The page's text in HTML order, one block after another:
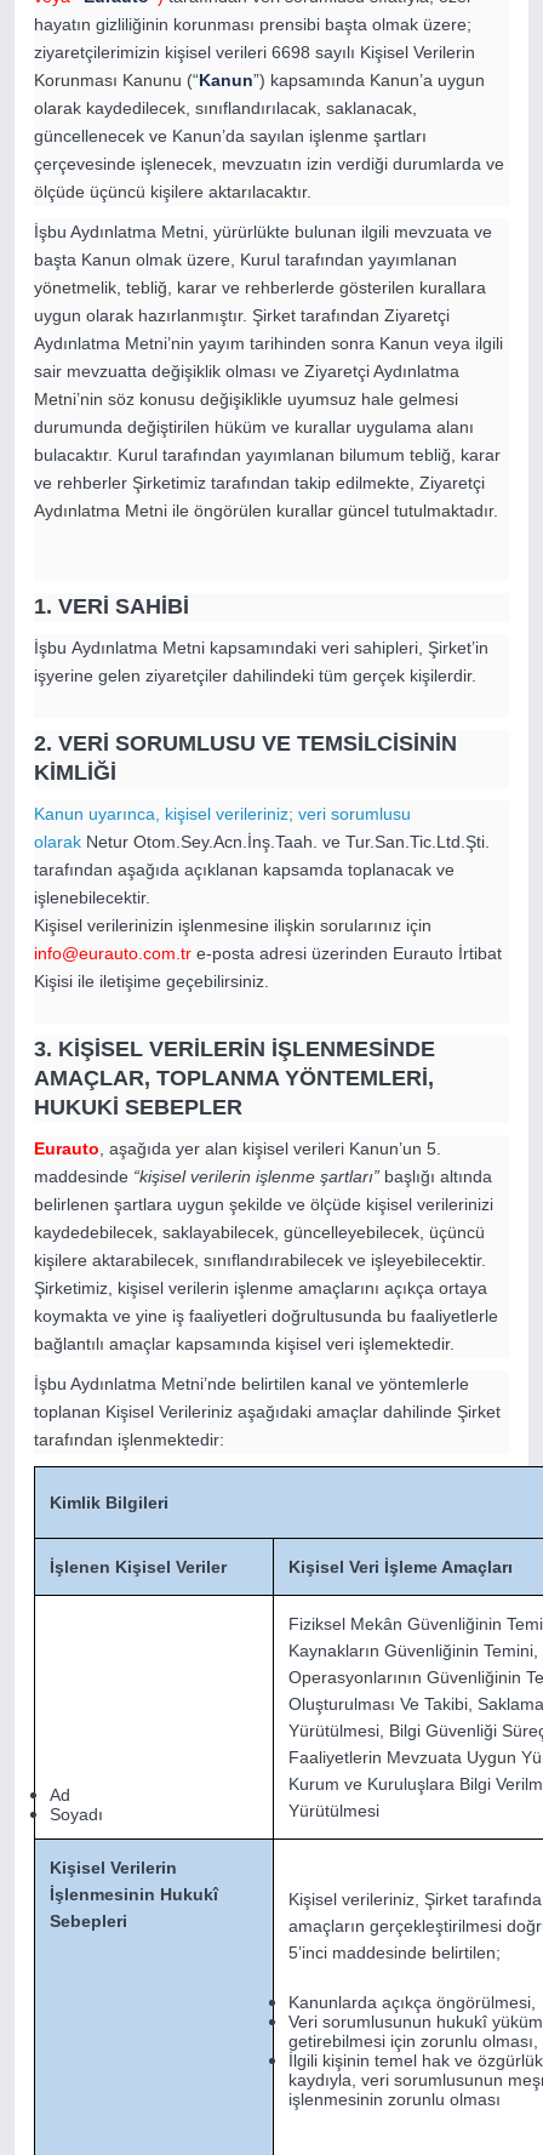
hayatın gizliliğinin korunması prensibi başta olmak üzere;
ziyaretçilerimizin kişisel verileri 6698 sayılı Kişisel Verilerin
Korunması Kanunu (“Kanun”) kapsamında Kanun’a uygun
olarak kaydedilecek, sınıflandırılacak, saklanacak,
güncellenecek ve Kanun’da sayılan işlenme şartları
çerçevesinde işlenecek, mevzuatın izin verdiği durumlarda ve
ölçüde üçüncü kişilere aktarılacaktır.
İşbu Aydınlatma Metni, yürürlükte bulunan ilgili mevzuata ve
başta Kanun olmak üzere, Kurul tarafından yayımlanan
yönetmelik, tebliğ, karar ve rehberlerde gösterilen kurallara
uygun olarak hazırlanmıştır. Şirket tarafından Ziyaretçi
Aydınlatma Metni’nin yayım tarihinden sonra Kanun veya ilgili
sair mevzuatta değişiklik olması ve Ziyaretçi Aydınlatma
Metni’nin söz konusu değişiklikle uyumsuz hale gelmesi
durumunda değiştirilen hüküm ve kurallar uygulama alanı
bulacaktır. Kurul tarafından yayımlanan bilumum tebliğ, karar
ve rehberler Şirketimiz tarafından takip edilmekte, Ziyaretçi
Aydınlatma Metni ile öngörülen kurallar güncel tutulmaktadır.
1. VERİ SAHİBİ
İşbu Aydınlatma Metni kapsamındaki veri sahipleri, Şirket’in
işyerine gelen ziyaretçiler dahilindeki tüm gerçek kişilerdir.
2. VERİ SORUMLUSU VE TEMSİLCİSİNİN
KİMLİĞİ
Kanun uyarınca, kişisel verileriniz; veri sorumlusu
olarak Netur Otom.Sey.Acn.İnş.Taah. ve Tur.San.Tic.Ltd.Şti.
tarafından aşağıda açıklanan kapsamda toplanacak ve
işlenebilecektir.
Kişisel verilerinizin işlenmesine ilişkin sorularınız için
info@eurauto.com.tr e-posta adresi üzerinden Eurauto İrtibat
Kişisi ile iletişime geçebilirsiniz.
3. KİŞİSEL VERİLERİN İŞLENMESİNDE
AMAÇLAR, TOPLANMA YÖNTEMLERİ,
HUKUKİ SEBEPLER
Eurauto, aşağıda yer alan kişisel verileri Kanun’un 5.
maddesinde “kişisel verilerin işlenme şartları” başlığı altında
belirlenen şartlara uygun şekilde ve ölçüde kişisel verilerinizi
kaydedebilecek, saklayabilecek, güncelleyebilecek, üçüncü
kişilere aktarabilecek, sınıflandırabilecek ve işleyebilecektir.
Şirketimiz, kişisel verilerin işlenme amaçlarını açıkça ortaya
koymakta ve yine iş faaliyetleri doğrultusunda bu faaliyetlerle
bağlantılı amaçlar kapsamında kişisel veri işlemektedir.
İşbu Aydınlatma Metni’nde belirtilen kanal ve yöntemlerle
toplanan Kişisel Verileriniz aşağıdaki amaçlar dahilinde Şirket
tarafından işlenmektedir:
Kimlik Bilgileri
İşlenen Kişisel Veriler Kişisel Veri İşleme Amaçları
Ad
Soyadı
Fiziksel Mekân Güvenliğinin
Kaynakların Güvenliğinin
Operasyonlarının Güvenliğinin
Oluşturulması Ve Takibi,
Yürütülmesi, Bilgi Güvenliği
Faaliyetlerin Mevzuata Uygun
Kurum ve Kuruluşlara Bilgi
Yürütülmesi
Kişisel Verilerin
İşlenmesinin Hukukî
Sebepleri
Kişisel verileriniz, Şirket
amaçların gerçekleştirilmesi
5’inci maddesinde belirtilen;
Kanunlarda açıkça öngörülmesi,
Veri sorumlusunun hukukî
getirebilmesi için zorunlu olması,
İlgili kişinin temel hak ve
kaydıyla, veri sorumlusunun
işlenmesinin zorunlu olması